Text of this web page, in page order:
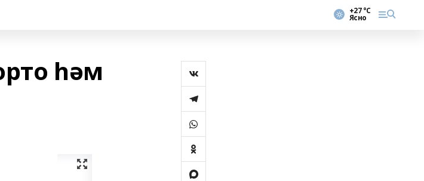
+27 °С
Ясно
һәм